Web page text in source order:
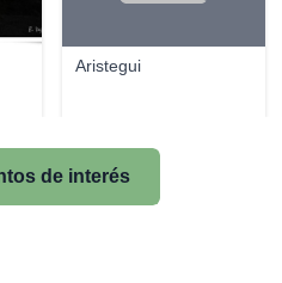
Aristegui
de interés